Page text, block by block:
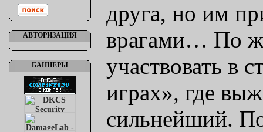
АВТОРИЗАЦИЯ
БАННЕРЫ
друга, но им
врагами… По
участвовать в
играх», где
сильнейший.